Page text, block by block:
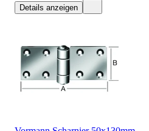
Details anzeigen